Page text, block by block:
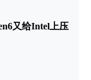
又给Intel上压